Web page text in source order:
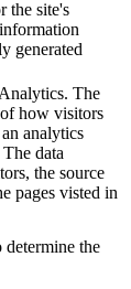
the site's
generated
The
how visitors
analytics
data
the source
pages visted in
determine the